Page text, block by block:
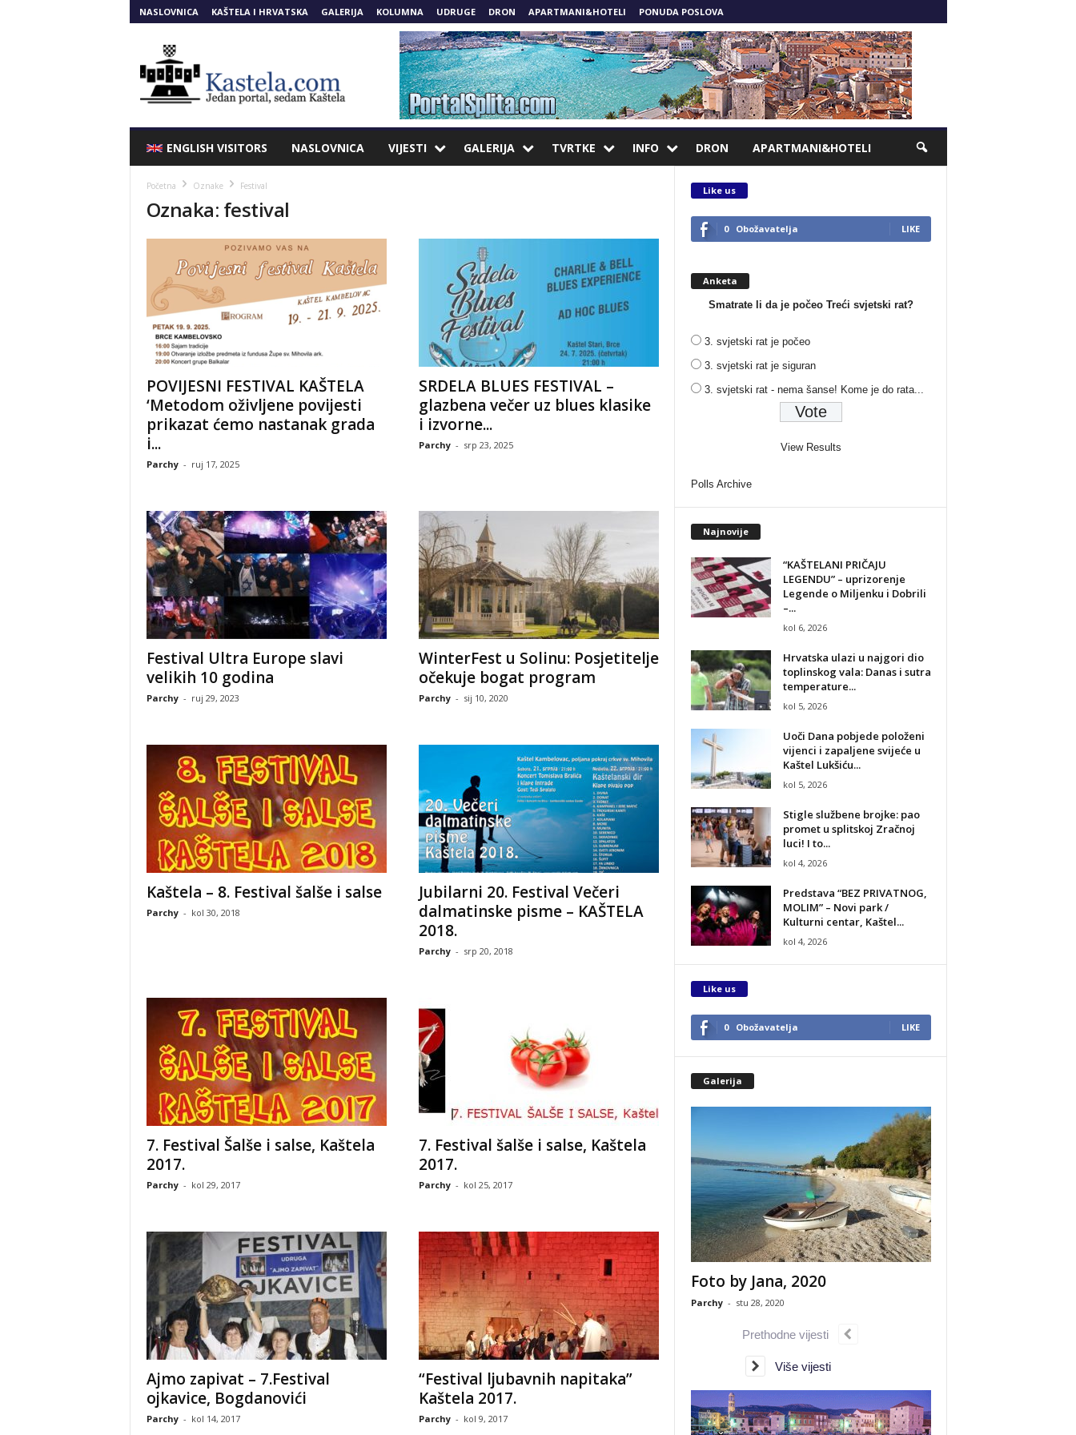
NASLOVNICA KAŠTELA I HRVATSKA GALERIJA KOLUMNA UDRUGE DRON APARTMANI&HOTELI PONUDA POSLOVA
ENGLISH VISITORS NASLOVNICA VIJESTI GALERIJA TVRTKE INFO DRON APARTMANI&HOTELI
Početna Oznake Festival
Oznaka: festival
POVIJESNI FESTIVAL KAŠTELA
‘Metodom oživljene povijesti
prikazat ćemo nastanak grada
i...
Parchy - ruj 17, 2025
SRDELA BLUES FESTIVAL –
glazbena večer uz blues klasike
i izvorne...
Parchy - srp 23, 2025
Festival Ultra Europe slavi
velikih 10 godina
Parchy - ruj 29, 2023
WinterFest u Solinu: Posjetitelje
očekuje bogat program
Parchy - sij 10, 2020
Kaštela – 8. Festival šalše i salse
Parchy - kol 30, 2018
Jubilarni 20. Festival Večeri
dalmatinske pisme – KAŠTELA
2018.
Parchy - srp 20, 2018
7. Festival Šalše i salse, Kaštela
2017.
Parchy - kol 29, 2017
7. Festival šalše i salse, Kaštela
2017.
Parchy - kol 25, 2017
Ajmo zapivat – 7.Festival
ojkavice, Bogdanovići
Parchy - kol 14, 2017
“Festival ljubavnih napitaka”
Kaštela 2017.
Parchy - kol 9, 2017
Like us
0 Obožavatelja LIKE
Anketa
Smatrate li da je počeo Treći svjetski rat?
3. svjetski rat je počeo
3. svjetski rat je siguran
3. svjetski rat - nema šanse! Kome je do rata...
View Results
Polls Archive
Najnovije
“KAŠTELANI PRIČAJU
LEGENDU” – uprizorenje
Legende o Miljenku i Dobrili
–...
kol 6, 2026
Hrvatska ulazi u najgori dio
toplinskog vala: Danas i sutra
temperature...
kol 5, 2026
Uoči Dana pobjede položeni
vijenci i zapaljene svijeće u
Kaštel Lukšiću...
kol 5, 2026
Stigle službene brojke: pao
promet u splitskoj Zračnoj
luci! I to...
kol 4, 2026
Predstava “BEZ PRIVATNOG,
MOLIM” – Novi park /
Kulturni centar, Kaštel...
kol 4, 2026
Like us
0 Obožavatelja LIKE
Galerija
Foto by Jana, 2020
Parchy - stu 28, 2020
Prethodne vijesti
Više vijesti